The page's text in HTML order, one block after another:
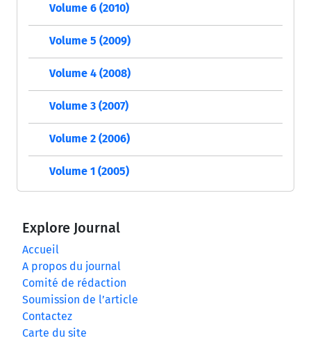
Volume 6 (2010)
Volume 5 (2009)
Volume 4 (2008)
Volume 3 (2007)
Volume 2 (2006)
Volume 1 (2005)
Explore Journal
Accueil
A propos du journal
Comité de rédaction
Soumission de l’article
Contactez
Carte du site